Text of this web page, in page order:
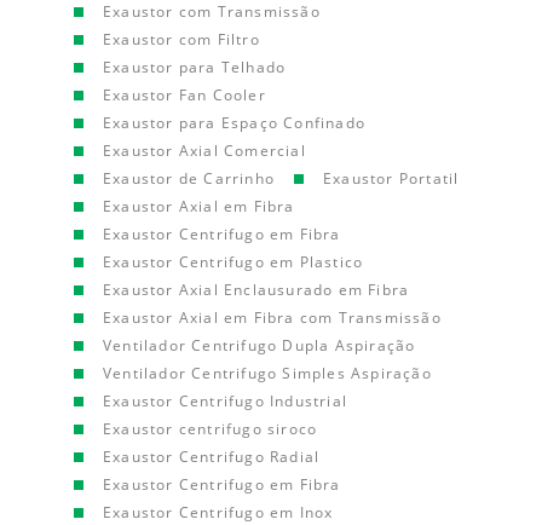
Exaustor com Transmissão
Exaustor com Filtro
Exaustor para Telhado
Exaustor Fan Cooler
Exaustor para Espaço Confinado
Exaustor Axial Comercial
Exaustor de Carrinho
Exaustor Portatil
Exaustor Axial em Fibra
Exaustor Centrifugo em Fibra
Exaustor Centrifugo em Plastico
Exaustor Axial Enclausurado em Fibra
Exaustor Axial em Fibra com Transmissão
Ventilador Centrifugo Dupla Aspiração
Ventilador Centrifugo Simples Aspiração
Exaustor Centrifugo Industrial
Exaustor centrifugo siroco
Exaustor Centrifugo Radial
Exaustor Centrifugo em Fibra
Exaustor Centrifugo em Inox